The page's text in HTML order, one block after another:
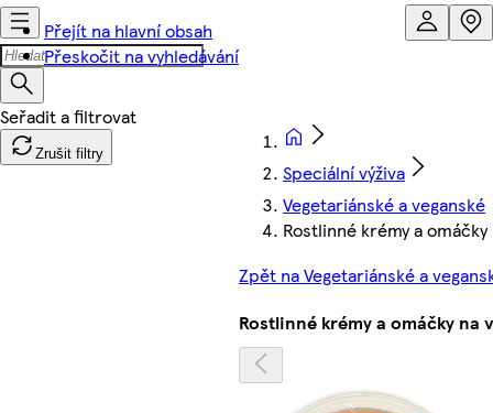
Přejít na hlavní obsah
Přeskočit na vyhledávání
Zrušit filtry
Speciální výživa
Vegetariánské a veganské
Rostlinné krémy a
Zpět na Vegetariánské a
Rostlinné krémy a omáčky na